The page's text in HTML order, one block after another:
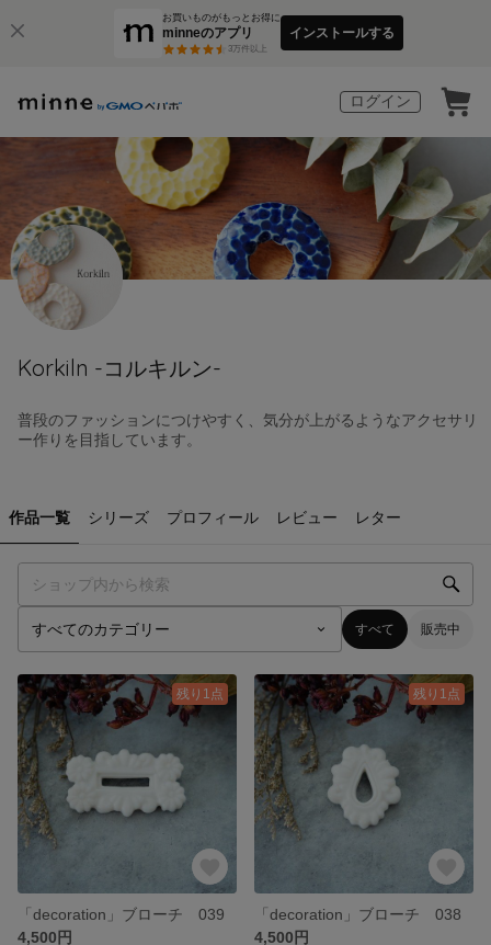
お買いものがもっとお得に
minneのアプリ
3万件以上
インストールする
ログイン
Korkiln -コルキルン-
普段のファッションにつけやすく、気分が上がるようなアクセサリ
ー作りを目指しています。
作品一覧 シリーズ プロフィール レビュー レター
すべて 販売中
残り1点
「decoration」ブローチ 039
4,500円
残り1点
「decoration」ブローチ 038
4,500円